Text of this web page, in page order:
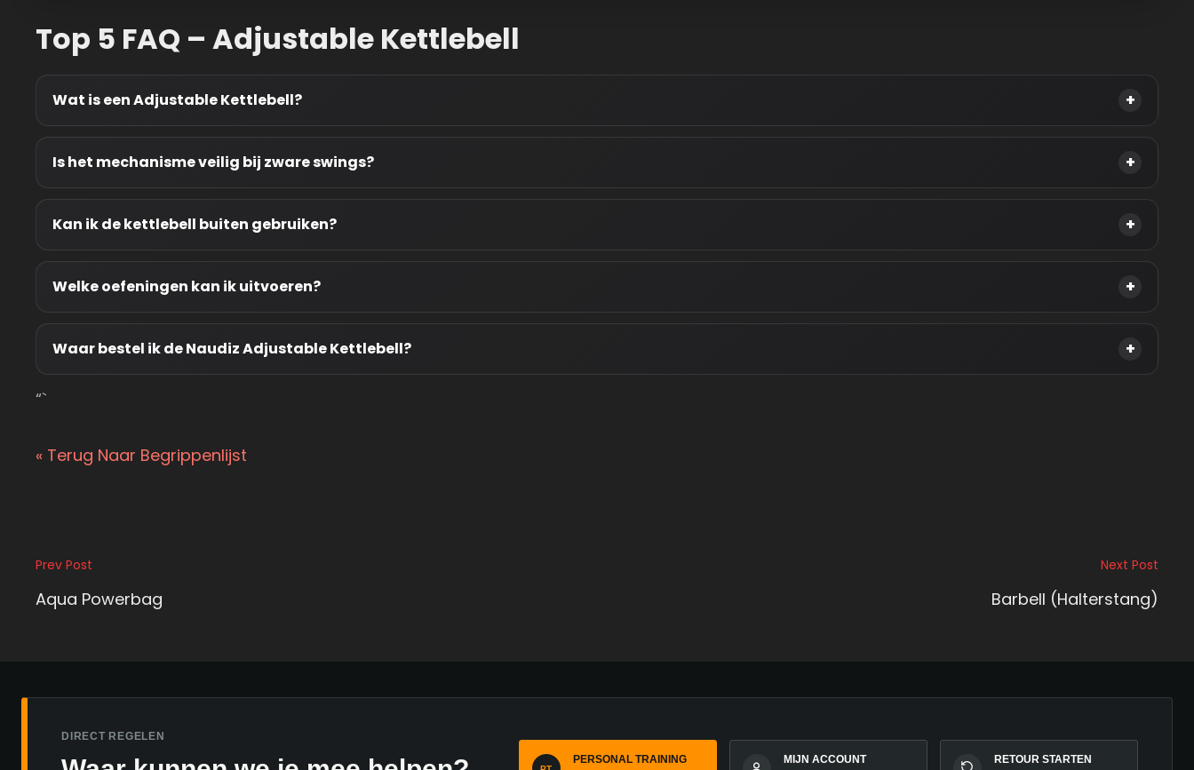
Top 5 FAQ – Adjustable Kettlebell
Wat is een Adjustable Kettlebell?
Is het mechanisme veilig bij zware swings?
Kan ik de kettlebell buiten gebruiken?
Welke oefeningen kan ik uitvoeren?
Waar bestel ik de Naudiz Adjustable Kettlebell?
“`
« Terug Naar Begrippenlijst
Bericht
navigatie
Previous
Post
Prev Post
Aqua Powerbag
Next Post
Barbell (Halterstang)
DIRECT REGELEN
PERSONAL TRAINING MIJN ACCOUNT RETOUR STARTEN